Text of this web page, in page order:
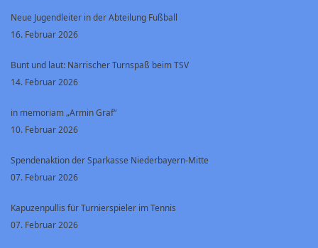
Neue Jugendleiter in der Abteilung Fußball
16. Februar 2026
Bunt und laut: Närrischer Turnspaß beim TSV
14. Februar 2026
in memoriam „Armin Graf“
10. Februar 2026
Spendenaktion der Sparkasse Niederbayern-Mitte
07. Februar 2026
Kapuzenpullis für Turnierspieler im Tennis
07. Februar 2026